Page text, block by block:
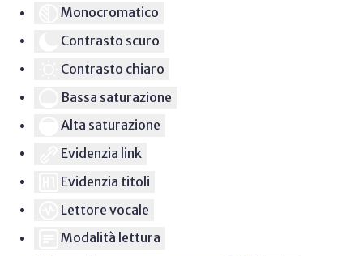
Monocromatico
Contrasto scuro
Contrasto chiaro
Bassa saturazione
Alta saturazione
Evidenzia link
Evidenzia titoli
Lettore vocale
Modalità lettura